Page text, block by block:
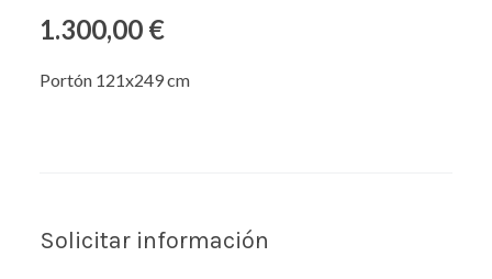
1.300,00 €
Portón 121x249 cm
Solicitar información